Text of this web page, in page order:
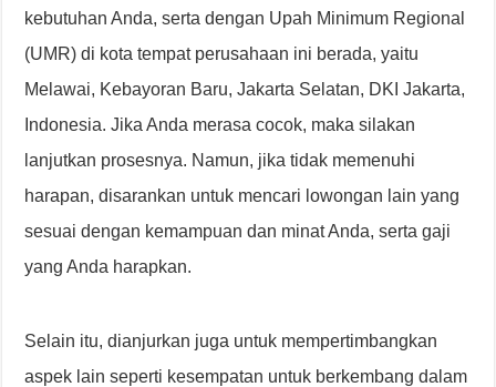
kebutuhan Anda, serta dengan Upah Minimum Regional
(UMR) di kota tempat perusahaan ini berada, yaitu
Melawai, Kebayoran Baru, Jakarta Selatan, DKI Jakarta,
Indonesia. Jika Anda merasa cocok, maka silakan
lanjutkan prosesnya. Namun, jika tidak memenuhi
harapan, disarankan untuk mencari lowongan lain yang
sesuai dengan kemampuan dan minat Anda, serta gaji
yang Anda harapkan.
Selain itu, dianjurkan juga untuk mempertimbangkan
aspek lain seperti kesempatan untuk berkembang dalam